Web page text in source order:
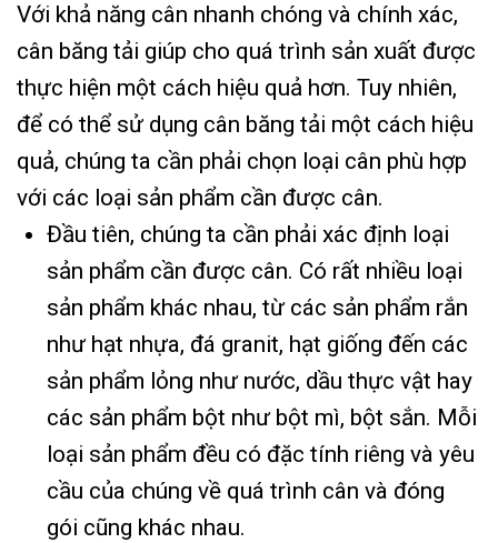
Với khả năng cân nhanh chóng và chính xác,
cân băng tải giúp cho quá trình sản xuất được
thực hiện một cách hiệu quả hơn. Tuy nhiên,
để có thể sử dụng cân băng tải một cách hiệu
quả, chúng ta cần phải chọn loại cân phù hợp
với các loại sản phẩm cần được cân.
Đầu tiên, chúng ta cần phải xác định loại
sản phẩm cần được cân. Có rất nhiều loại
sản phẩm khác nhau, từ các sản phẩm rắn
như hạt nhựa, đá granit, hạt giống đến các
sản phẩm lỏng như nước, dầu thực vật hay
các sản phẩm bột như bột mì, bột sắn. Mỗi
loại sản phẩm đều có đặc tính riêng và yêu
cầu của chúng về quá trình cân và đóng
gói cũng khác nhau.